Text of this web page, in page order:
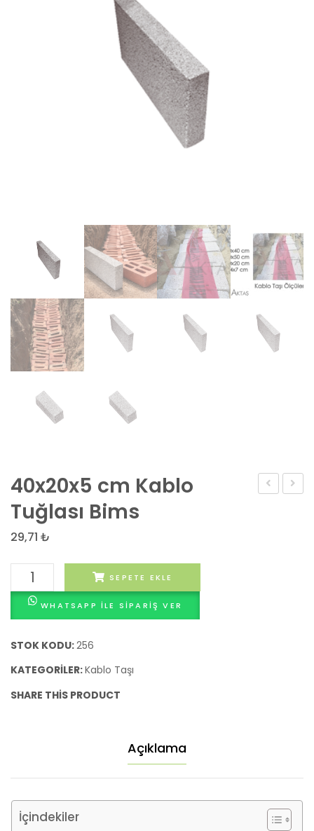
40
Litre
40x20x5 cm Kablo
Tuğlası Bims
29,71 ₺
40x20x5
cm
Kablo
Bims
SEPETE EKLE
WHATSAPP ILE SIPARIŞ VER
STOK KODU:256
KATEGORILER:Kablo Taşı
SHARE THIS PRODUCT
Açıklama
İçindekiler